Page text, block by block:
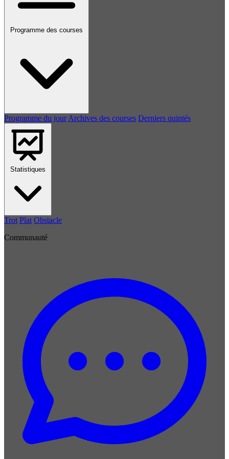
Programme des courses
Programme du jour Archives des courses Derniers quintés
Statistiques
Trot Plat Obstacle
Communauté